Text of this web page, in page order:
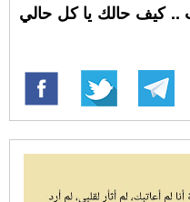
كيف حالك يا كل حالي